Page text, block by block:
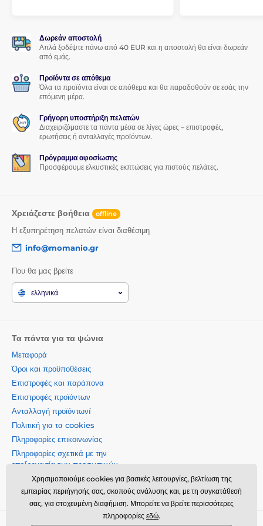
Ακριβείς εγκοπές
Εγγυώνται εύκολη πρόσβαση σε όλες τις απαραίτητες θύρες.
Δωρεάν αποστολή
Απλά ξοδέψτε πάνω από 40 EUR και η αποστολή θα είναι δωρεάν
από εμάς.
Προϊόντα σε απόθεμα
Όλα τα προϊόντα είναι σε απόθεμα και θα παραδοθούν σε εσάς την
επόμενη μέρα.
Γρήγορη υποστήριξη πελατών
Διαχειριζόμαστε τα πάντα μέσα σε λίγες ώρες – επιστροφές,
ερωτήσεις ή ανταλλαγές προϊόντων.
Πρόγραμμα αφοσίωσης
Προσφέρουμε ελκυστικές εκπτώσεις για πιστούς πελάτες.
Χρειάζεστε βοήθεια offline
Η εξυπηρέτηση πελατών είναι διαθέσιμη
info@momanio.gr
Που θα μας βρείτε
ελληνικά
Τα πάντα για τα ψώνια
Μεταφορά
Όροι και προϋποθέσεις
Επιστροφές και παράπονα
Επιστροφές προϊόντων
Ανταλλαγή προϊόντωνí
Πολιτική για τα cookies
Πληροφορίες επικοινωνίας
Πληροφορίες σχετικά με την
επεξεργασία των προσωπικών
δεδομένων
Σχετικά με την εταιρεία μας
Χρησιμοποιούμε cookies για βασικές λειτουργίες, βελτίωση της
εμπειρίας περιήγησής σας, σκοπούς ανάλυσης και, με τη συγκατάθεσή
σας, για στοχευμένη διαφήμιση. Μπορείτε να βρείτε περισσότερες
πληροφορίες εδώ.